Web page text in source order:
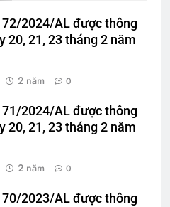
72/2024/AL được thông
20, 21, 23 tháng 2 năm
2 năm 0
71/2024/AL được thông
20, 21, 23 tháng 2 năm
2 năm 0
70/2023/AL được thông